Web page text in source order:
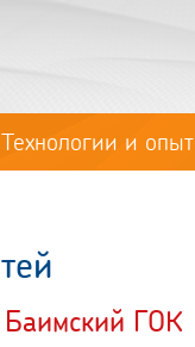
Технологии и опыт
Баимский ГОК